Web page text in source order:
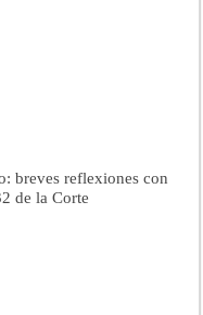
breves reflexiones con
de la Corte